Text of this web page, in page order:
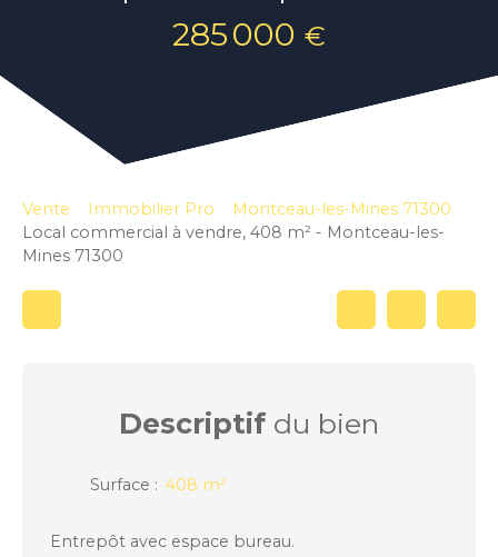
285 000 €
Vente Immobilier Pro
Montceau-les-Mines 71300
Local commercial à vendre, 408 m² - Montceau-les-
Mines 71300
Descriptifdu bien
Surface : 408 m²
Entrepôt avec espace bureau.